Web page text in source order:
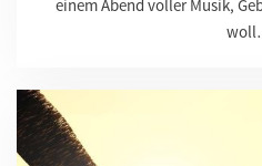
einem Abend voller Musik,